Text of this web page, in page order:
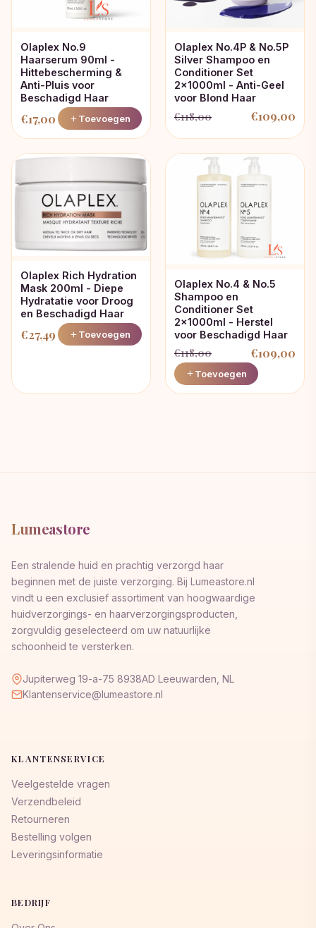
Olaplex No.9
Haarserum 90ml -
Hittebescherming &
Anti-Pluis voor
Beschadigd Haar
€17,00 Toevoegen
Olaplex No.4P & No.5P
Silver Shampoo en
Conditioner Set
2x1000ml - Anti-Geel
voor Blond Haar
€118,00
Oorspronkelijke
prijs
was:
€118,00.
€109,00
Huidige
prijs
is:
€109,00.
Olaplex Rich Hydration
Mask 200ml - Diepe
Hydratatie voor Droog
en Beschadigd Haar
€27,49 Toevoegen
Olaplex No.4 & No.5
Shampoo en
Conditioner Set
2x1000ml - Herstel
voor Beschadigd Haar
€118,00
Oorspronkelijke
prijs
€109,00
Huidige
prijs
Toevoegen
Lumeastore
Een stralende huid en prachtig verzorgd haar
beginnen met de juiste verzorging. Bij Lumeastore.nl
vindt u een exclusief assortiment van hoogwaardige
huidverzorgings- en haarverzorgingsproducten,
zorgvuldig geselecteerd om uw natuurlijke
schoonheid te versterken.
Jupiterweg 19-a-75 8938AD Leeuwarden, NL
Klantenservice@lumeastore.nl
KLANTENSERVICE
Veelgestelde vragen
Verzendbeleid
Retourneren
Bestelling volgen
Leveringsinformatie
BEDRIJF